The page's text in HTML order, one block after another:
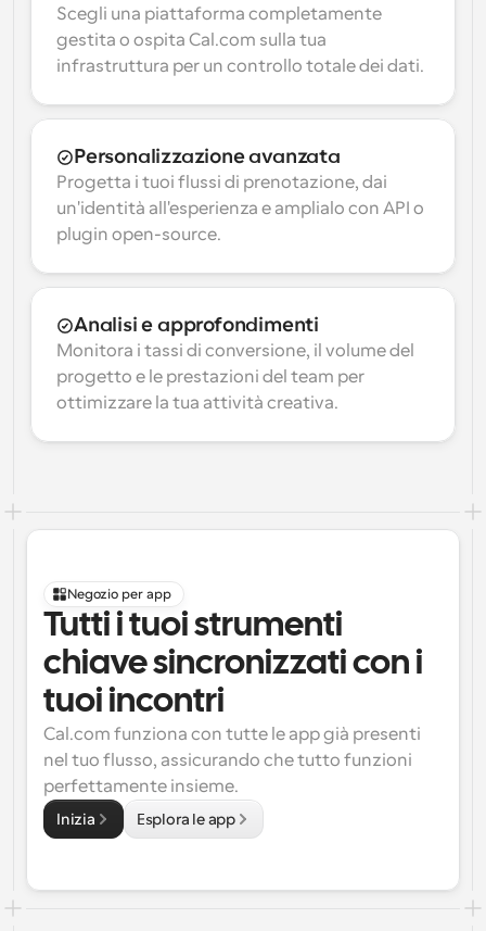
Scegli una piattaforma completamente
gestita o ospita Cal.com sulla tua
infrastruttura per un controllo totale dei dati.
Personalizzazione avanzata
Progetta i tuoi flussi di prenotazione, dai
un'identità all'esperienza e amplialo con API o
plugin open-source.
Analisi e approfondimenti
Monitora i tassi di conversione, il volume del
progetto e le prestazioni del team per
ottimizzare la tua attività creativa.
Negozio per app
Tutti i tuoi strumenti
chiave sincronizzati con i
tuoi incontri
Cal.com funziona con tutte le app già presenti
nel tuo flusso, assicurando che tutto funzioni
perfettamente insieme.
Inizia Esplora le app